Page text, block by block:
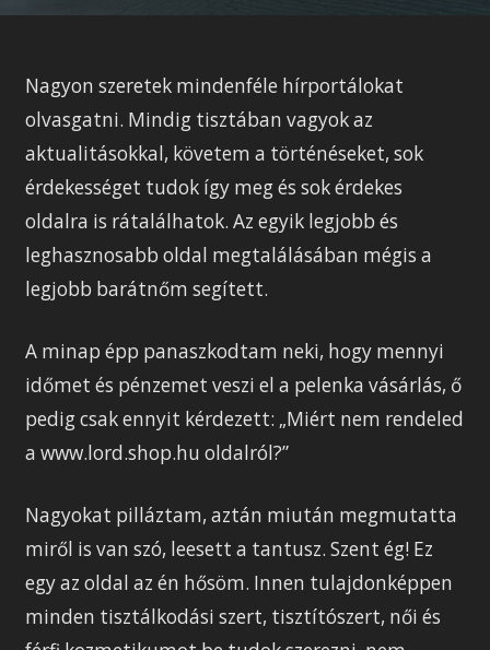
Nagyon szeretek mindenféle hírportálokat
olvasgatni. Mindig tisztában vagyok az
aktualitásokkal, követem a történéseket, sok
érdekességet tudok így meg és sok érdekes
oldalra is rátalálhatok. Az egyik legjobb és
leghasznosabb oldal megtalálásában mégis a
legjobb barátnőm segített.
A minap épp panaszkodtam neki, hogy mennyi
időmet és pénzemet veszi el a pelenka vásárlás, ő
pedig csak ennyit kérdezett: „Miért nem rendeled
a www.lord.shop.hu oldalról?”
Nagyokat pilláztam, aztán miután megmutatta
miről is van szó, leesett a tantusz. Szent ég! Ez
egy az oldal az én hősöm. Innen tulajdonképpen
minden tisztálkodási szert, tisztítószert, női és